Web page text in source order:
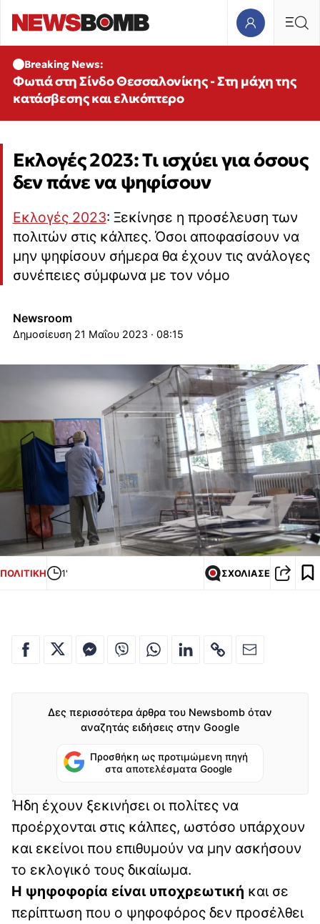
Breaking News:
Φωτιά στη Σίνδο Θεσσαλονίκης - Στη μάχη της
κατάσβεσης και ελικόπτερο
Εκλογές 2023: Τι ισχύει για όσους
δεν πάνε να ψηφίσουν
Εκλογές 2023: Ξεκίνησε η προσέλευση των
πολιτών στις κάλπες. Όσοι αποφασίσουν να
μην ψηφίσουν σήμερα θα έχουν τις ανάλογες
συνέπειες σύμφωνα με τον νόμο
Newsroom
21 Μαΐου 2023 · 08:15
ΠΟΛΙΤΙΚΗ 1' ΣΧΟΛΙΑΣΕ
Δες περισσότερα άρθρα του Newsbomb όταν
αναζητάς ειδήσεις στην Google
Προσθήκη ως προτιμώμενη πηγή
στα αποτελέσματα Google
Ήδη έχουν ξεκινήσει οι πολίτες να
προέρχονται στις κάλπες, ωστόσο υπάρχουν
και εκείνοι που επιθυμούν να μην ασκήσουν
το εκλογικό τους δικαίωμα.
Η ψηφοφορία είναι υποχρεωτική και σε
περίπτωση που ο ψηφοφόρος δεν προσέλθει